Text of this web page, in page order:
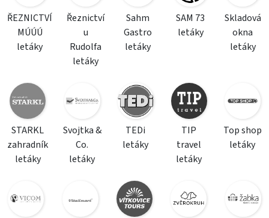
ŘEZNICTVÍ
MÚÚÚ
letáky
Řeznictví
u
Rudolfa
letáky
Sahm
Gastro
letáky
SAM 73
letáky
Skladová
okna
letáky
STARKL
zahradník
letáky
Svojtka &
Co.
letáky
TEDi
letáky
TIP
travel
letáky
Top shop
letáky